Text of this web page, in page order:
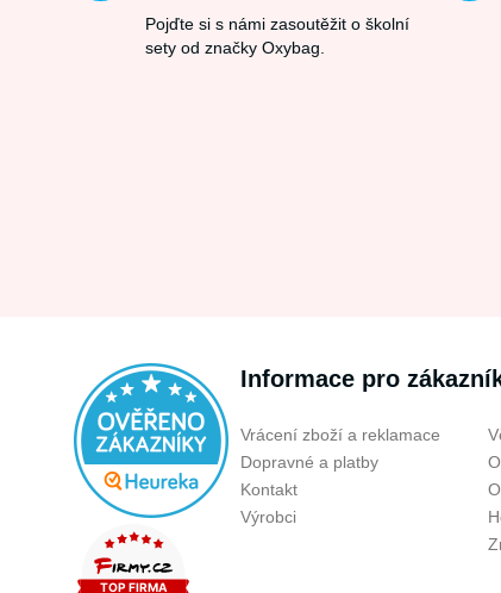
Pojďte si s námi zasoutěžit o školní
sety od značky Oxybag.
Informace pro
Vrácení zboží a reklamace
Dopravné a platby
Kontakt
Výrobci